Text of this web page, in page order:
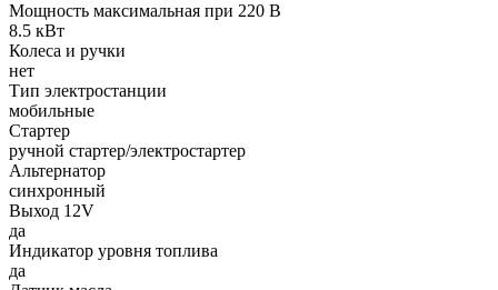
Мощность максимальная при 220 В
8.5 кВт
Колеса и ручки
нет
Тип электростанции
мобильные
Стартер
ручной стартер/электростартер
Альтернатор
синхронный
Выход 12V
да
Индикатор уровня топлива
да